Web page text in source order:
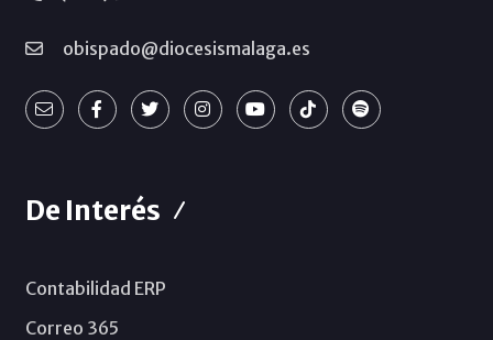
obispado@diocesismalaga.es
De Interés
Contabilidad ERP
Correo 365